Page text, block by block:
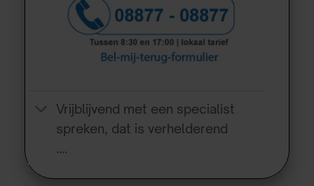
Vrijblijvend met een specialist
spreken, dat is verhelderend
….